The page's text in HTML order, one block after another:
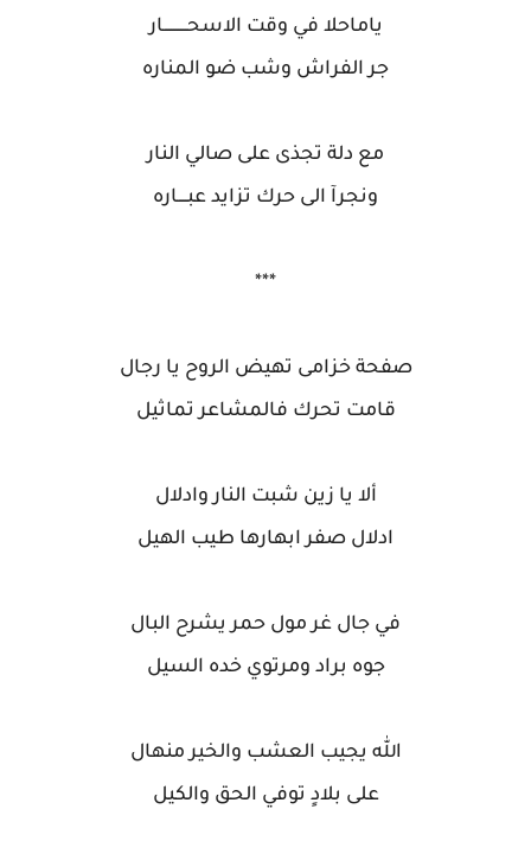
ياماحلا في وقت الاسحــــــــــار
جر الفراش وشب ضو المناره
مع دلة تجذى على صالي النار
ونجرآ الى حرك تزايد عبــــاره
***
صفحة خزامى تهيض الروح يا رجال
قامت تحرك فالمشاعر تماثيل
ألا يا زين شبت النار وادلال
ادلال صفر ابهارها طيب الهيل
في جال غر مول حمر يشرح البال
جوه براد ومرتوي خده السيل
الله يجيب العشب والخير منهال
على بلادٍ توفي الحق والكيل